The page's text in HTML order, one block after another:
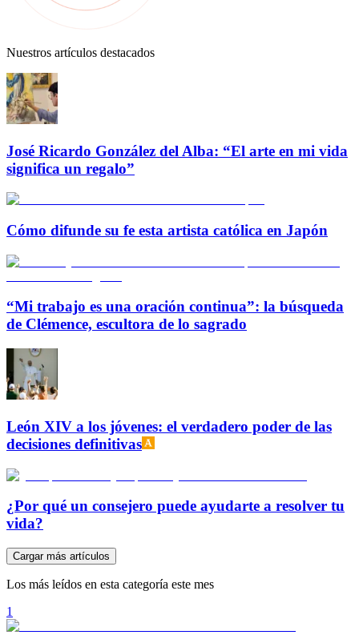
Nuestros artículos destacados
José Ricardo González del Alba: “El arte en mi vida
significa un regalo”
Cómo difunde su fe esta artista católica en Japón
“Mi trabajo es una oración continua”: la búsqueda
de Clémence, escultora de lo sagrado
León XIV a los jóvenes: el verdadero poder de las
decisiones definitivas
¿Por qué un consejero puede ayudarte a resolver tu
vida?
Cargar más artículos
Los más leídos en esta categoría este mes
1